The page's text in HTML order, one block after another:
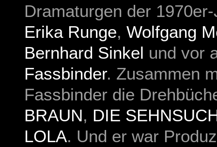
Dramaturgen der
Erika Runge, Wolfgang
Bernhard Sinkel und vor
Fassbinder. Zusammen
Fassbinder die
BRAUN, DIE
LOLA. Und er war